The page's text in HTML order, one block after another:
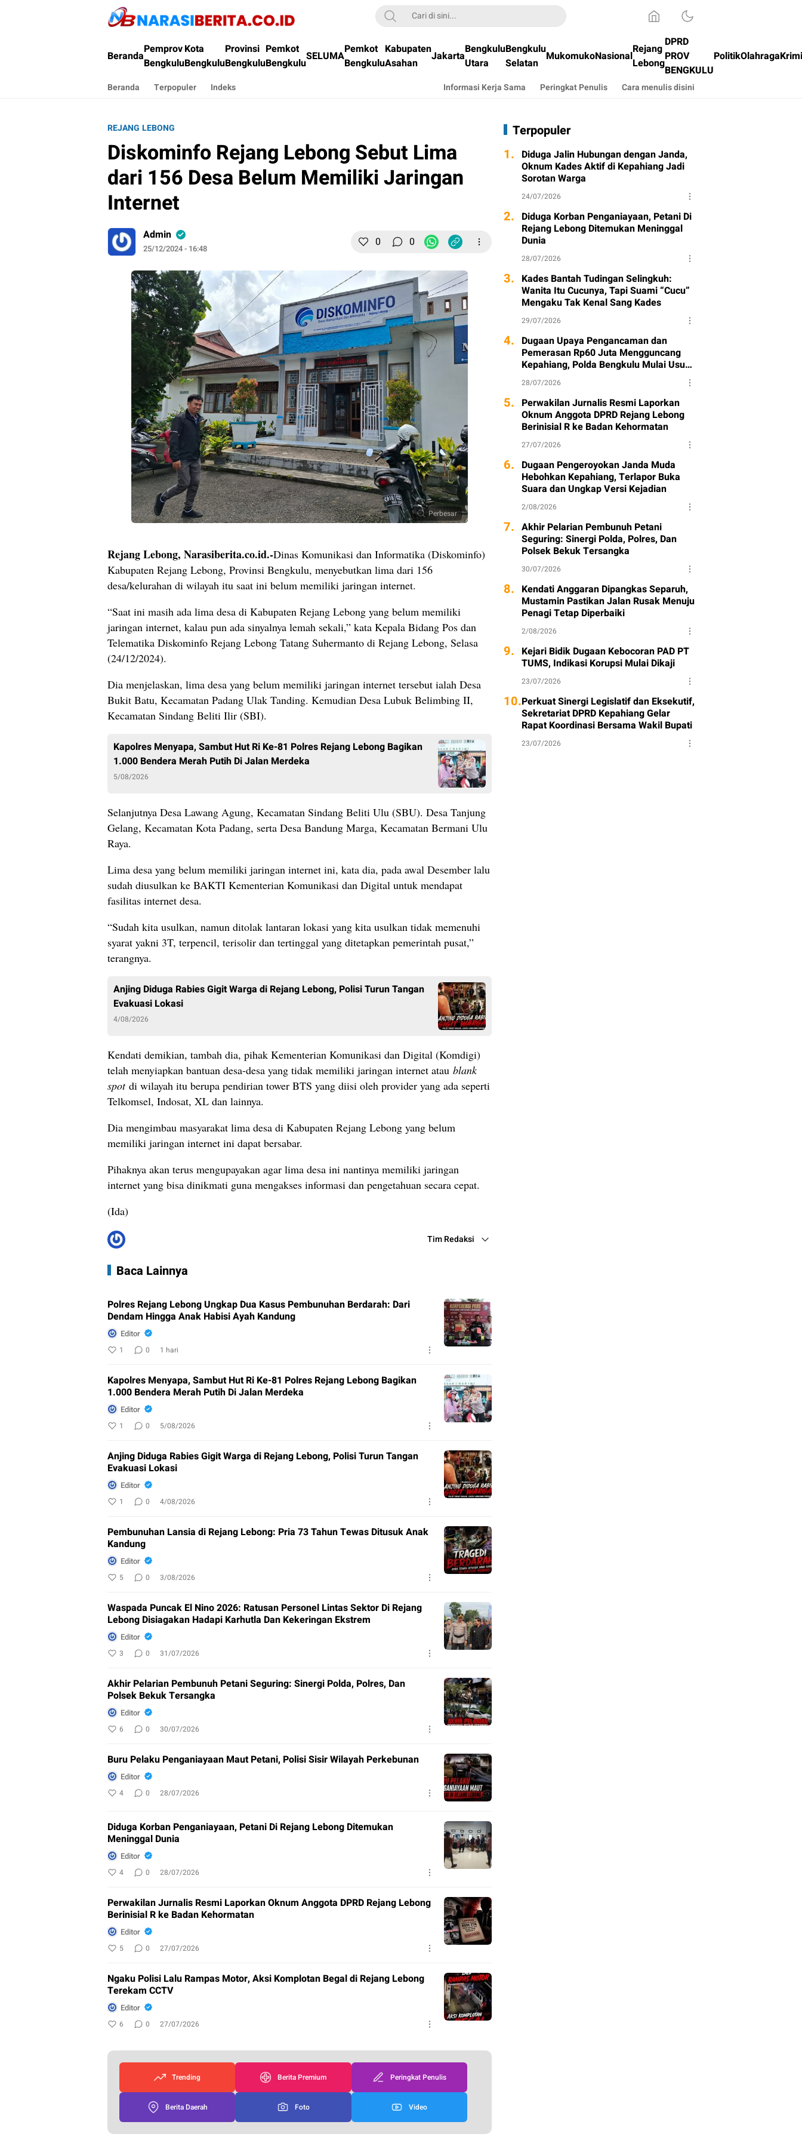
Narasi Berita
BerandaPemprov
Bengkulu
Kota
Bengkulu
Provinsi
Bengkulu
Pemkot
BengkuluSELUMAPemkot
Bengkulu
Kabupaten
Asahan
JakartaBengkulu
Utara
Bengkulu
Selatan MukomukoNasionalRejang
Lebong
DPRD
PROV
BENGKULU
PolitikOlahraga
Beranda Terpopuler Indeks Informasi Kerja Sama Peringkat Penulis Cara menulis disini
REJANG LEBONG
Diskominfo Rejang Lebong Sebut Lima
dari 156 Desa Belum Memiliki Jaringan
Internet
Admin
25/12/2024 - 16:48 0 0
Perbesar
Rejang Lebong, Narasiberita.co.id.-Dinas Komunikasi dan Informatika (Diskominfo)
Kabupaten Rejang Lebong, Provinsi Bengkulu, menyebutkan lima dari 156
desa/kelurahan di wilayah itu saat ini belum memiliki jaringan internet.
“Saat ini masih ada lima desa di Kabupaten Rejang Lebong yang belum memiliki
jaringan internet, kalau pun ada sinyalnya lemah sekali,” kata Kepala Bidang Pos dan
Telematika Diskominfo Rejang Lebong Tatang Suhermanto di Rejang Lebong, Selasa
(24/12/2024).
Dia menjelaskan, lima desa yang belum memiliki jaringan internet tersebut ialah Desa
Bukit Batu, Kecamatan Padang Ulak Tanding. Kemudian Desa Lubuk Belimbing II,
Kecamatan Sindang Beliti Ilir (SBI).
Kapolres Menyapa, Sambut Hut Ri Ke-81 Polres Rejang Lebong Bagikan
1.000 Bendera Merah Putih Di Jalan Merdeka
5/08/2026
Selanjutnya Desa Lawang Agung, Kecamatan Sindang Beliti Ulu (SBU). Desa Tanjung
Gelang, Kecamatan Kota Padang, serta Desa Bandung Marga, Kecamatan Bermani Ulu
Raya.
Lima desa yang belum memiliki jaringan internet ini, kata dia, pada awal Desember lalu
sudah diusulkan ke BAKTI Kementerian Komunikasi dan Digital untuk mendapat
fasilitas internet desa.
“Sudah kita usulkan, namun ditolak lantaran lokasi yang kita usulkan tidak memenuhi
syarat yakni 3T, terpencil, terisolir dan tertinggal yang ditetapkan pemerintah pusat,”
terangnya.
Anjing Diduga Rabies Gigit Warga di Rejang Lebong, Polisi Turun Tangan
Evakuasi Lokasi
4/08/2026
Kendati demikian, tambah dia, pihak Kementerian Komunikasi dan Digital (Komdigi)
telah menyiapkan bantuan desa-desa yang tidak memiliki jaringan internet atau blank
spotdi wilayah itu berupa pendirian tower BTS yang diisi oleh provider yang ada seperti
Telkomsel, Indosat, XL dan lainnya.
Dia mengimbau masyarakat lima desa di Kabupaten Rejang Lebong yang belum
memiliki jaringan internet ini dapat bersabar.
Pihaknya akan terus mengupayakan agar lima desa ini nantinya memiliki jaringan
internet yang bisa dinikmati guna mengakses informasi dan pengetahuan secara cepat.
(Ida)
Tim Redaksi
Baca Lainnya
Polres Rejang Lebong Ungkap Dua Kasus Pembunuhan Berdarah: Dari
Dendam Hingga Anak Habisi Ayah Kandung
Editor
1 0 1 hari
Kapolres Menyapa, Sambut Hut Ri Ke-81 Polres Rejang Lebong Bagikan
1.000 Bendera Merah Putih Di Jalan Merdeka
Editor
1 0 5/08/2026
Anjing Diduga Rabies Gigit Warga di Rejang Lebong, Polisi Turun Tangan
Evakuasi Lokasi
Editor
1 0 4/08/2026
Pembunuhan Lansia di Rejang Lebong: Pria 73 Tahun Tewas Ditusuk Anak
Kandung
Editor
5 0 3/08/2026
Waspada Puncak El Nino 2026: Ratusan Personel Lintas Sektor Di Rejang
Lebong Disiagakan Hadapi Karhutla Dan Kekeringan Ekstrem
Editor
3 0 31/07/2026
Akhir Pelarian Pembunuh Petani Seguring: Sinergi Polda, Polres, Dan
Polsek Bekuk Tersangka
Editor
6 0 30/07/2026
Buru Pelaku Penganiayaan Maut Petani, Polisi Sisir Wilayah Perkebunan
Editor
4 0 28/07/2026
Diduga Korban Penganiayaan, Petani Di Rejang Lebong Ditemukan
Meninggal Dunia
Editor
4 0 28/07/2026
Perwakilan Jurnalis Resmi Laporkan Oknum Anggota DPRD Rejang Lebong
Berinisial R ke Badan Kehormatan
Editor
5 0 27/07/2026
Ngaku Polisi Lalu Rampas Motor, Aksi Komplotan Begal di Rejang Lebong
Terekam CCTV
Editor
6 0 27/07/2026
Trending Berita Premium Peringkat Penulis
Berita Daerah Foto Video
Terpopuler
1. Diduga Jalin Hubungan dengan Janda,
Oknum Kades Aktif di Kepahiang Jadi
Sorotan Warga
24/07/2026
2. Diduga Korban Penganiayaan, Petani Di
Rejang Lebong Ditemukan Meninggal
Dunia
28/07/2026
3. Kades Bantah Tudingan Selingkuh:
Wanita Itu Cucunya, Tapi Suami “Cucu”
Mengaku Tak Kenal Sang Kades
29/07/2026
4. Dugaan Upaya Pengancaman dan
Pemerasan Rp60 Juta Mengguncang
Kepahiang, Polda Bengkulu Mulai Usut
Kasus
28/07/2026
5. Perwakilan Jurnalis Resmi Laporkan
Oknum Anggota DPRD Rejang Lebong
Berinisial R ke Badan Kehormatan
27/07/2026
6. Dugaan Pengeroyokan Janda Muda
Hebohkan Kepahiang, Terlapor Buka
Suara dan Ungkap Versi Kejadian
2/08/2026
7. Akhir Pelarian Pembunuh Petani
Seguring: Sinergi Polda, Polres, Dan
Polsek Bekuk Tersangka
30/07/2026
8. Kendati Anggaran Dipangkas Separuh,
Mustamin Pastikan Jalan Rusak Menuju
Penagi Tetap Diperbaiki
2/08/2026
9. Kejari Bidik Dugaan Kebocoran PAD PT
TUMS, Indikasi Korupsi Mulai Dikaji
23/07/2026
10.Perkuat Sinergi Legislatif dan Eksekutif,
Sekretariat DPRD Kepahiang Gelar
Rapat Koordinasi Bersama Wakil Bupati
23/07/2026